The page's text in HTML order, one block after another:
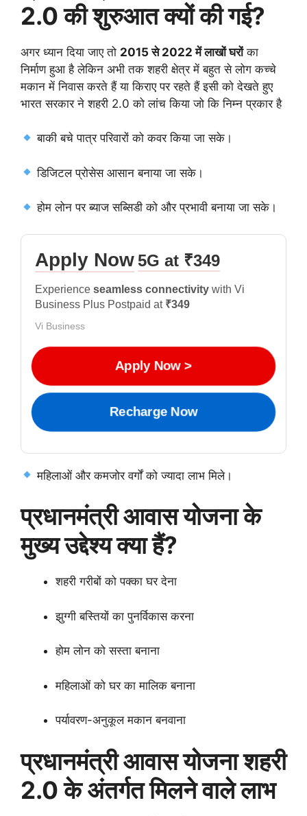
2.0 की शुरुआत क्यों की गई?
अगर ध्यान दिया जाए तो 2015 से 2022 में लाखों घरोंका
निर्माण हुआ है लेकिन अभी तक शहरी क्षेत्र में बहुत से लोग कच्चे
मकान में निवास करते हैं या किराए पर रहते हैं इसी को देखते हुए
भारत सरकार ने शहरी 2.0 को लांच किया जो कि निम्न प्रकार है
बाकी बचे पात्र परिवारों को कवर किया जा सके।
डिजिटल प्रोसेस आसान बनाया जा सके।
होम लोन पर ब्याज सब्सिडी को और प्रभावी बनाया जा सके।
Apply Now5G at ₹349
Experience seamless connectivity with Vi
Business Plus Postpaid at ₹349
Vi Business
Apply Now >
Recharge Now
महिलाओं और कमजोर वर्गों को ज्यादा लाभ मिले।
प्रधानमंत्री आवास योजना के
मुख्य उद्देश्य क्या हैं?
शहरी गरीबों को पक्का घर देना
झुग्गी बस्तियों का पुनर्विकास करना
होम लोन को सस्ता बनाना
महिलाओं को घर का मालिक बनाना
पर्यावरण-अनुकूल मकान बनवाना
प्रधानमंत्री आवास योजना शहरी
2.0 के अंतर्गत मिलने वाले लाभ